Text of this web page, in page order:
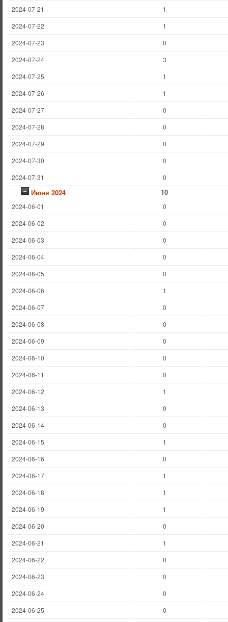
2024-07-21
1
2024-07-22
1
2024-07-23
0
2024-07-24
3
2024-07-25
1
2024-07-26
1
2024-07-27
0
2024-07-28
0
2024-07-29
0
2024-07-30
0
2024-07-31
0
Июня 2024 10
2024-06-01
0
2024-06-02
0
2024-06-03
0
2024-06-04
0
2024-06-05
0
2024-06-06
1
2024-06-07
0
2024-06-08
0
2024-06-09
0
2024-06-10
0
2024-06-11
0
2024-06-12
1
2024-06-13
0
2024-06-14
0
2024-06-15
1
2024-06-16
0
2024-06-17
1
2024-06-18
1
2024-06-19
1
2024-06-20
0
2024-06-21
1
2024-06-22
0
2024-06-23
0
2024-06-24
0
2024-06-25
0